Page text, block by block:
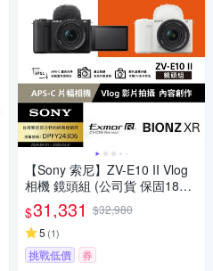
【Sony 索尼】ZV-E10 II Vlog
相機 鏡頭組 (公司貨 保固18+6
個月)
$31,331 $32,980
5 (1)
挑戰低價 券